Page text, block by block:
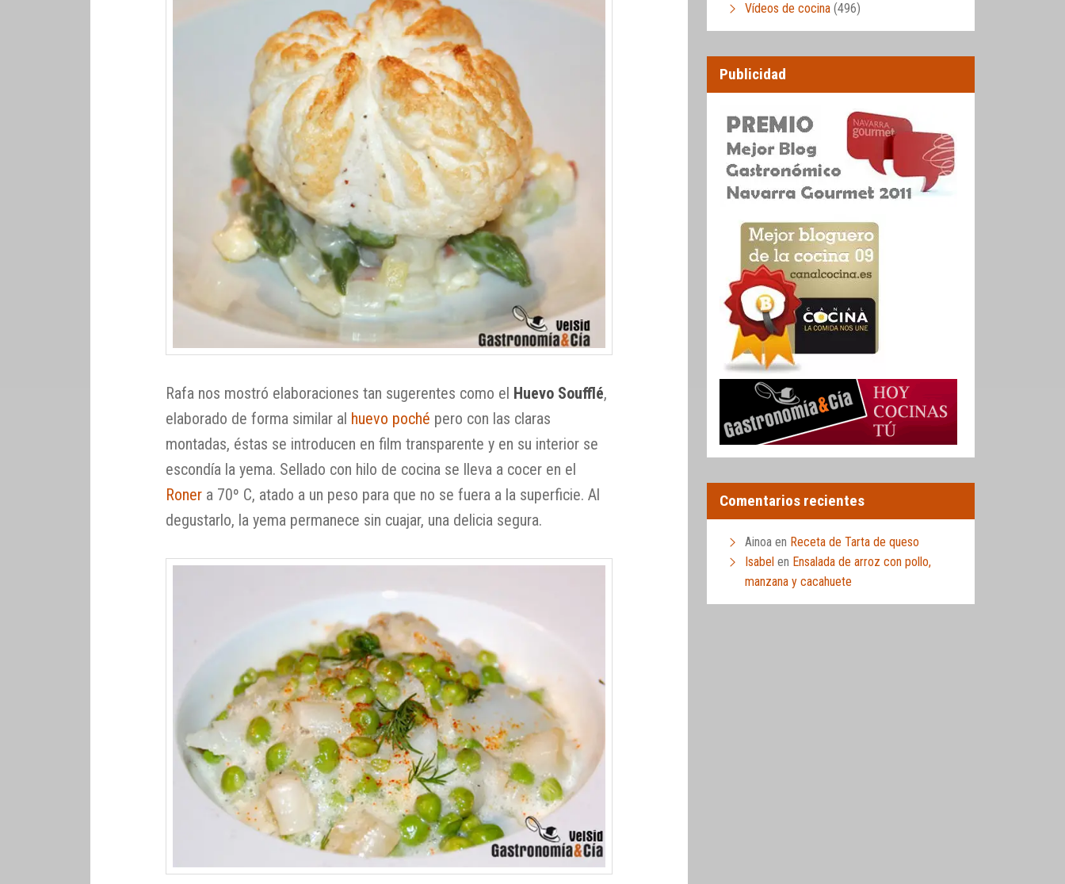
Rafa nos mostró elaboraciones tan sugerentes como el Huevo Soufflé,
elaborado de forma similar al huevo poché pero con las claras
montadas, éstas se introducen en film transparente y en su interior se
escondía la yema. Sellado con hilo de cocina se lleva a cocer en el
Roner a 70º C, atado a un peso para que no se fuera a la superficie. Al
degustarlo, la yema permanece sin cuajar, una delicia segura.
Vídeos de cocina (496)
Publicidad
Comentarios recientes
Ainoa en Receta de Tarta de queso
Isabel en Ensalada de arroz con pollo,
manzana y cacahuete